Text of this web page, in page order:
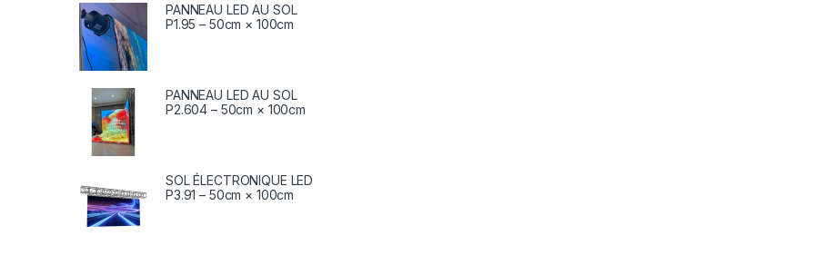
PANNEAU LED AU SOL
P1.95 – 50cm × 100cm
PANNEAU LED AU SOL
P2.604 – 50cm × 100cm
SOL ÉLECTRONIQUE LED
P3.91 – 50cm × 100cm